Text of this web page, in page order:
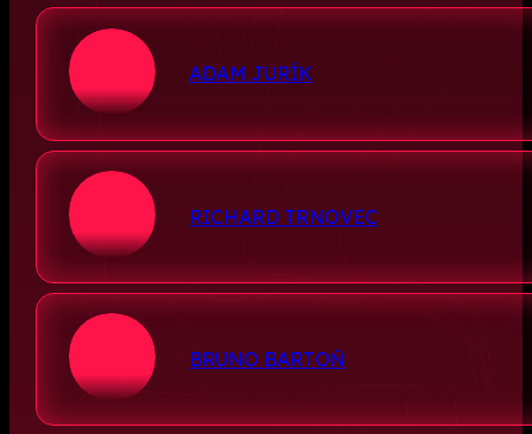
ADAM JURÍK
RICHARD TRNOVEC
BRUNO BARTOŇ